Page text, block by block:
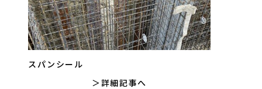
スパンシール
詳細記事へ